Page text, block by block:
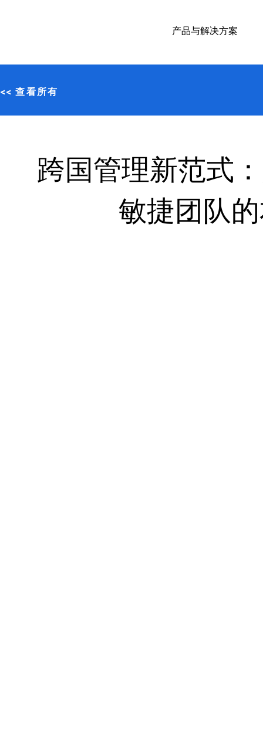
产品与解决方案
<< 查看所有
跨国管理新范式
敏捷团队